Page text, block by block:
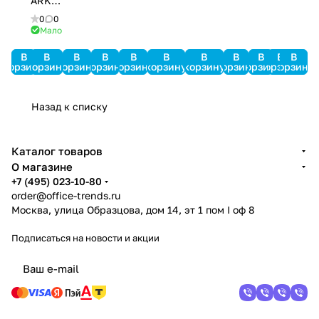
В
корзину
501HD
PinProx
0
0
Мало
В
корзину
В
корзину
В
корзину
В
корзину
В
корзину
В
корзину
В
корзину
В
корзину
В
корзину
В
корзину
Назад к списку
Каталог товаров
О магазине
+7 (495) 023-10-80
order@office-trends.ru
Москва, улица Образцова, дом 14, эт 1 пом I оф 8
Подписаться на новости и акции